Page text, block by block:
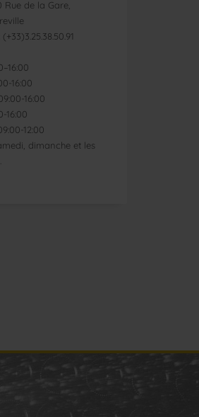
Rue de la Gare,
16:00
16:00
16:00
12:00
dimanche et les